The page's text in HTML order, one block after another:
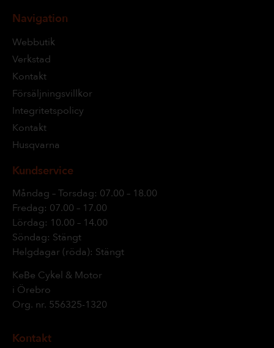
Navigation
Webbutik
Verkstad
Kontakt
Försäljningsvillkor
Integritetspolicy
Kontakt
Husqvarna
Kundservice
Måndag – Torsdag: 07.00 – 18.00
Fredag: 07.00 – 17.00
Lördag: 10.00 – 14.00
Söndag: Stängt
Helgdagar (röda): Stängt
KeBe Cykel & Motor
i Örebro
Org. nr. 556325-1320
Kontakt